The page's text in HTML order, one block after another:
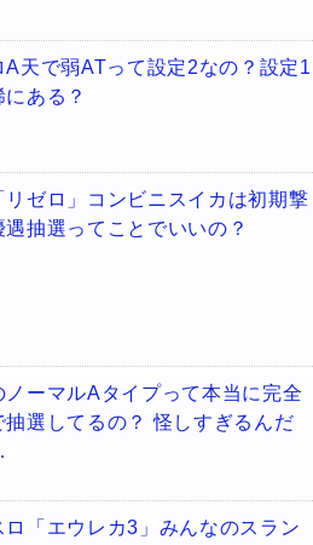
A天で弱ATって設定2なの？設定1
ある？
リゼロ」コンビニスイカは初期撃
遇抽選ってことでいいの？
ノーマルAタイプって本当に完全
抽選してるの？ 怪しすぎるんだ
ロ「エウレカ3」みんなのスラン